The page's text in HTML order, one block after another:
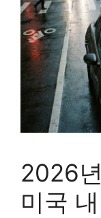
2026
미국